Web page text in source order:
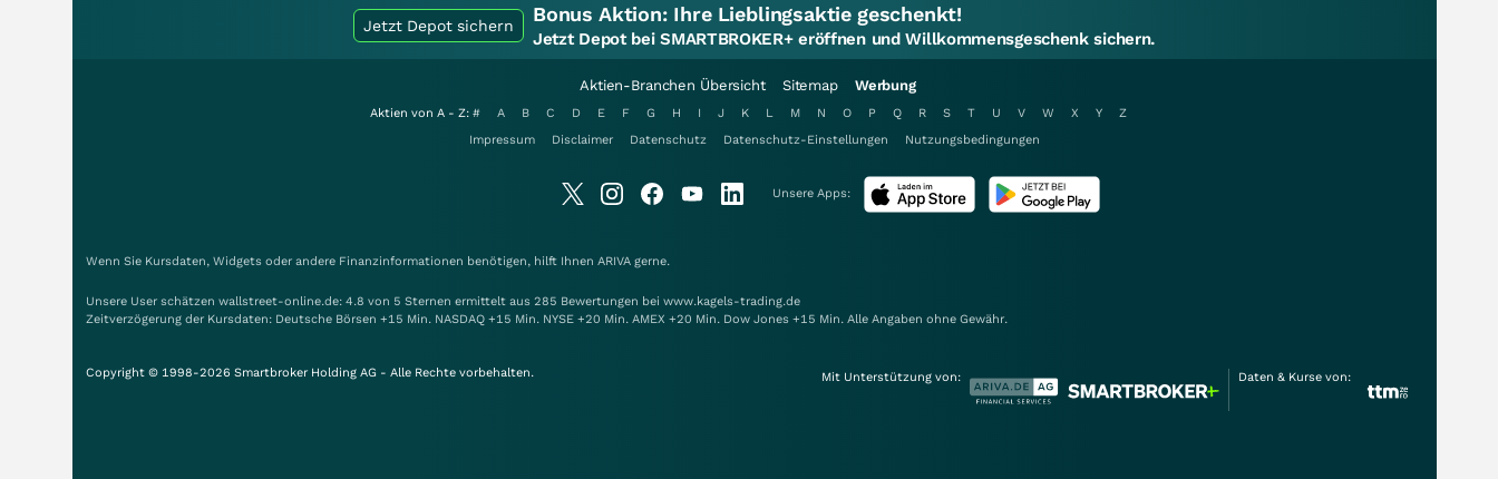
Jetzt Depot sichern Bonus Aktion: Ihre Lieblingsaktie geschenkt!
Jetzt Depot bei SMARTBROKER+ eröffnen und Willkommensgeschenk sichern.
Aktien-Branchen Übersicht Sitemap Werbung
Aktien von A - Z: # A B C D E F G H I J K L M N O P Q R S T U V W X Y
Z
Impressum
Disclaimer Datenschutz Datenschutz-Einstellungen Nutzungsbedingungen
Unsere Apps:
Wenn Sie Kursdaten, Widgets oder andere Finanzinformationen benötigen, hilft Ihnen ARIVA gerne.
Unsere User schätzen wallstreet-online.de: 4.8 von 5 Sternen ermittelt aus 285 Bewertungen bei www.kagels-trading.de
Zeitverzögerung der Kursdaten: Deutsche Börsen +15 Min. NASDAQ +15 Min. NYSE +20 Min. AMEX +20 Min. Dow Jones +15 Min. Alle Angaben ohne Gewähr.
Copyright © 1998-2026 Smartbroker Holding AG - Alle Rechte vorbehalten. Mit Unterstützung von: Daten & Kurse von: